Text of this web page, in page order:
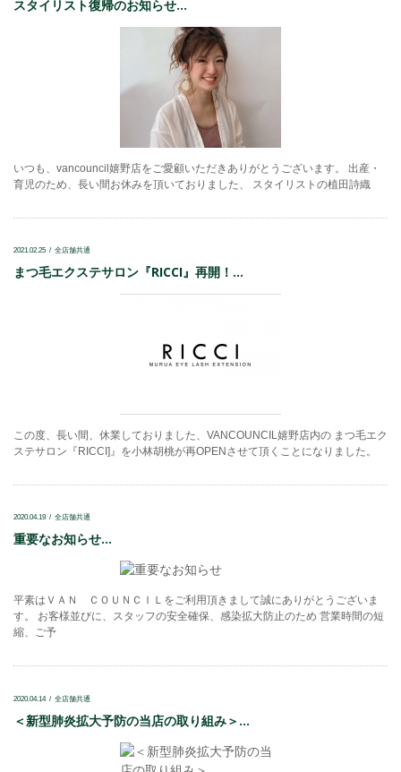
スタイリスト復帰のお知らせ...
いつも、vancouncil嬉野店をご愛顧いただきありがとうございます。 出産・
育児のため、長い間お休みを頂いておりました、 スタイリストの植田詩織
2021.02.25 全店舗共通
まつ毛エクステサロン『RICCI』再開！...
この度、長い間、休業しておりました、VANCOUNCIL嬉野店内の まつ毛エク
ステサロン『RICCI]』を小林胡桃が再OPENさせて頂くことになりました。
2020.04.19 全店舗共通
重要なお知らせ...
平素はＶＡＮ ＣＯＵＮＣＩＬをご利用頂きまして誠にありがとうございま
す。 お客様並びに、スタッフの安全確保、感染拡大防止のため 営業時間の短
縮、ご予
2020.04.14 全店舗共通
＜新型肺炎拡大予防の当店の取り組み＞...